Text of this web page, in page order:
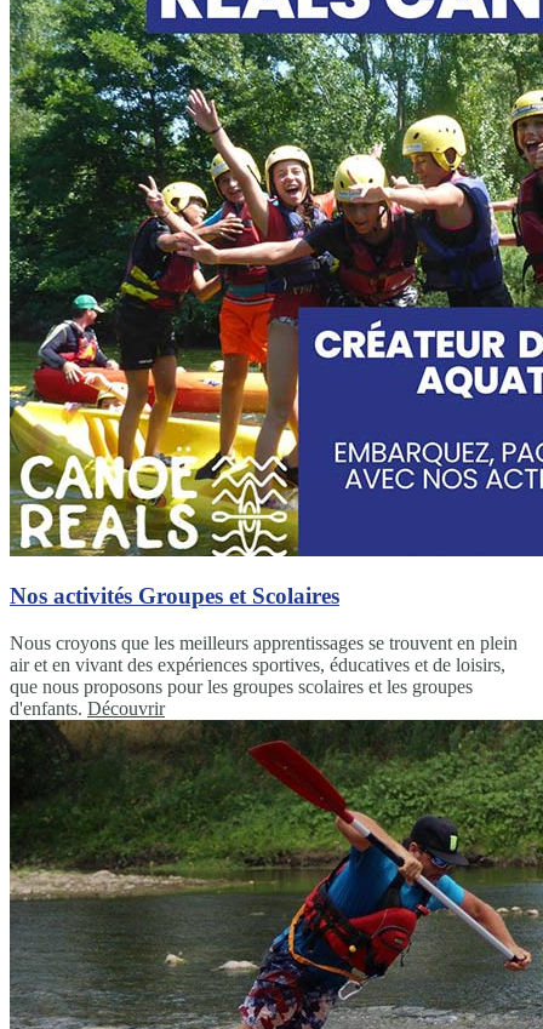
Nos activités Groupes et Scolaires
Nous croyons que les meilleurs apprentissages se trouvent en plein
air et en vivant des expériences sportives, éducatives et de loisirs,
que nous proposons pour les groupes scolaires et les groupes
d'enfants. Découvrir